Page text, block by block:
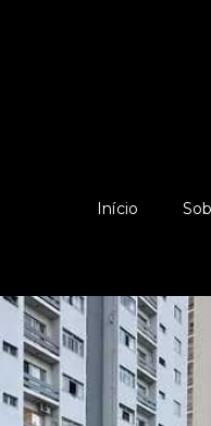
Início